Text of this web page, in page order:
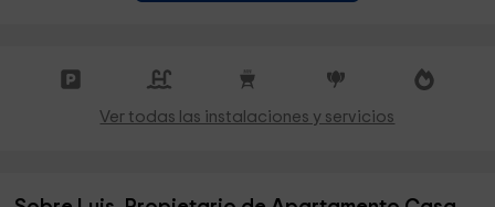
Ver todas las instalaciones y servicios